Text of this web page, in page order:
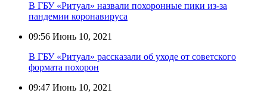
В ГБУ «Ритуал» назвали похоронные пики из-за
пандемии коронавируса
09:56 Июнь 10, 2021
В ГБУ «Ритуал» рассказали об уходе от советского
формата похорон
09:47 Июнь 10, 2021